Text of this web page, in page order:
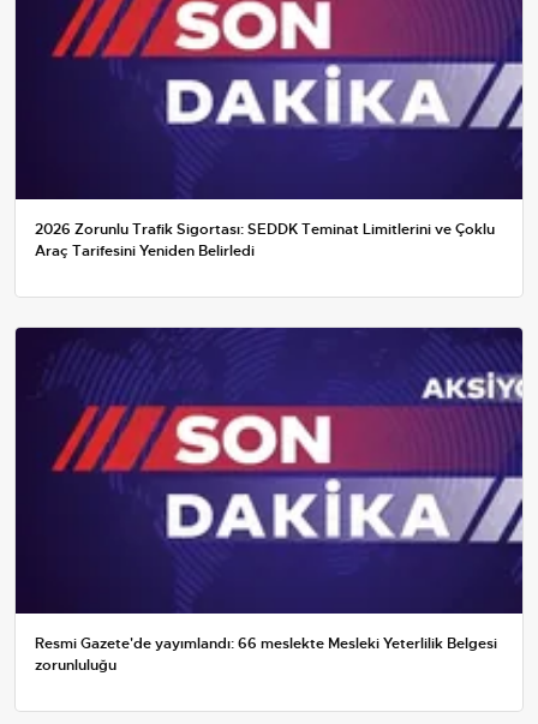
2026 Zorunlu Trafik Sigortası: SEDDK Teminat Limitlerini ve Çoklu
Araç Tarifesini Yeniden Belirledi
Resmi Gazete'de yayımlandı: 66 meslekte Mesleki Yeterlilik Belgesi
zorunluluğu